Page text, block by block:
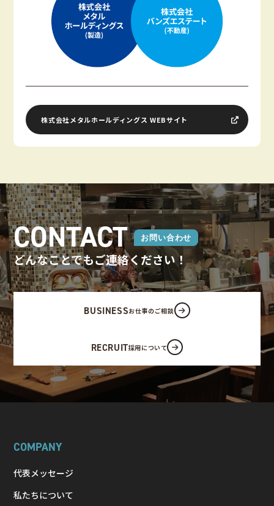
株式会社メタルホールディングス WEBサイト
CONTACT お問い合わせ
どんなことでもご連絡ください！
BUSINESSお仕事のご相談
RECRUIT採用について
COMPANY
代表メッセージ
私たちについて